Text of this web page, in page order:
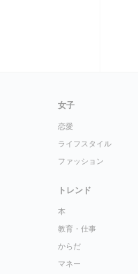
女子
恋愛
ライフスタイル
ファッション
トレンド
本
教育・仕事
からだ
マネー